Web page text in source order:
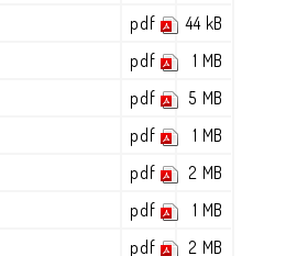
pdf 44 kB
pdf 1 MB
pdf 5 MB
pdf 1 MB
pdf 2 MB
pdf 1 MB
pdf 2 MB